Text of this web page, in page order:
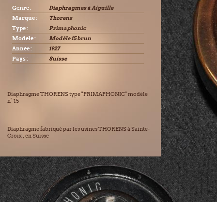
Genre :
Diaphragmes à Aiguille
Marque :
Thorens
Type :
Primaphonic
Modèle :
Modèle 15 brun
Année :
1927
Pays :
Suisse
Diaphragme THORENS type "PRIMAPHONIC" modèle
n° 15
Diaphragme fabriqué par les usines THORENS à Sainte-
Croix , en Suisse